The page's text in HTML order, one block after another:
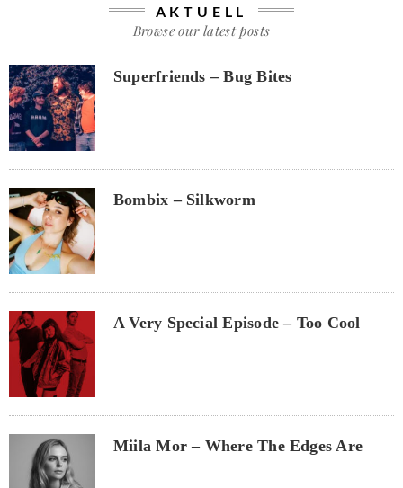
AKTUELL
Browse our latest posts
Superfriends – Bug Bites
Bombix – Silkworm
A Very Special Episode – Too Cool
Miila Mor – Where The Edges Are